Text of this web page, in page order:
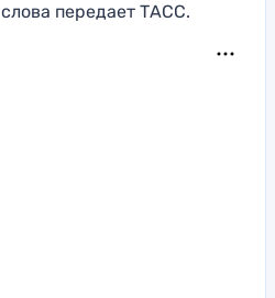
передает ТАСС.